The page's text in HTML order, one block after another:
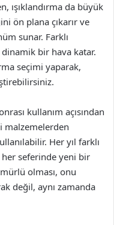
ışıklandırma da büyük
ön plana çıkarır ve
sunar. Farklı
dinamik bir hava katar.
seçimi yaparak,
kullanım açısından
malzemelerden
Her yıl farklı
her seferinde yeni bir
olması, onu
değil, aynı zamanda